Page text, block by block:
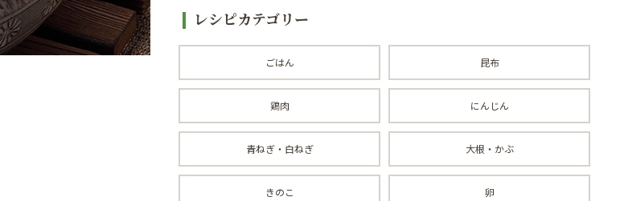
レシピカテゴリー
ごはん 昆布
鶏肉 にんじん
青ねぎ・白ねぎ 大根・かぶ
きのこ 卵